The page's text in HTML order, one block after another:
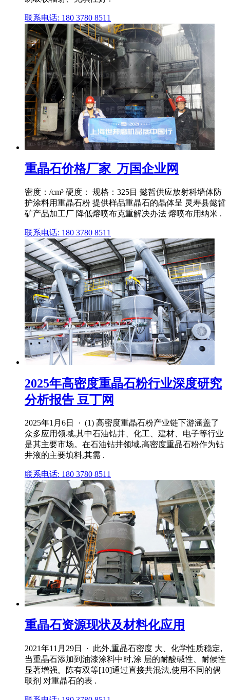
联系电话: 180 3780 8511
重晶石价格厂家_万国企业网
密度：/cm³ 硬度： 规格：325目 懿哲供应放射科墙体防
护涂料用重晶石粉 提供样品重晶石的晶体呈 灵寿县懿哲
矿产品加工厂 降低熔喷布克重解决办法 熔喷布用纳米 .
联系电话: 180 3780 8511
2025年高密度重晶石粉行业深度研究
分析报告 豆丁网
2025年1月6日 · (1) 高密度重晶石粉产业链下游涵盖了
众多应用领域,其中石油钻井、化工、建材、电子等行业
是其主要市场。在石油钻井领域,高密度重晶石粉作为钻
井液的主要填料,其需 .
联系电话: 180 3780 8511
重晶石资源现状及材料化应用
2021年11月29日 · 此外,重晶石密度 大、化学性质稳定,
当重晶石添加到油漆涂料中时,涂 层的耐酸碱性、耐候性
显著增强。陈有双等[10]通过直接共混法,使用不同的偶
联剂 对重晶石的表 .